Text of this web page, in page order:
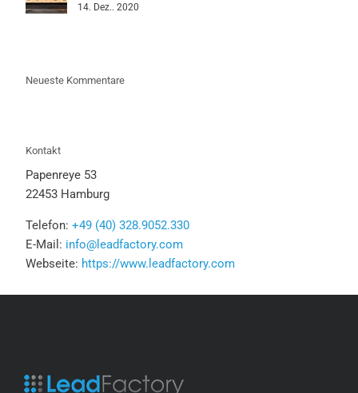
14. Dez.. 2020
Neueste Kommentare
Kontakt
Papenreye 53
22453 Hamburg
Telefon: +49 (40) 328.9052.330
E-Mail: info@leadfactory.com
Webseite: https://www.leadfactory.com